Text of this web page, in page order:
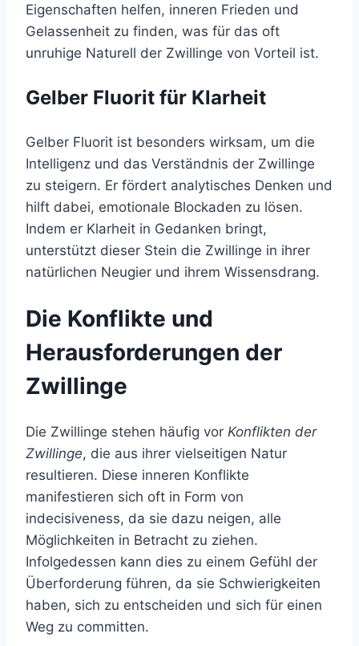
Eigenschaften helfen, inneren Frieden und
Gelassenheit zu finden, was für das oft
unruhige Naturell der Zwillinge von Vorteil ist.
Gelber Fluorit für Klarheit
Gelber Fluorit ist besonders wirksam, um die
Intelligenz und das Verständnis der Zwillinge
zu steigern. Er fördert analytisches Denken und
hilft dabei, emotionale Blockaden zu lösen.
Indem er Klarheit in Gedanken bringt,
unterstützt dieser Stein die Zwillinge in ihrer
natürlichen Neugier und ihrem Wissensdrang.
Die Konflikte und
Herausforderungen der
Zwillinge
Die Zwillinge stehen häufig vor Konflikten der
Zwillinge, die aus ihrer vielseitigen Natur
resultieren. Diese inneren Konflikte
manifestieren sich oft in Form von
indecisiveness, da sie dazu neigen, alle
Möglichkeiten in Betracht zu ziehen.
Infolgedessen kann dies zu einem Gefühl der
Überforderung führen, da sie Schwierigkeiten
haben, sich zu entscheiden und sich für einen
Weg zu committen.